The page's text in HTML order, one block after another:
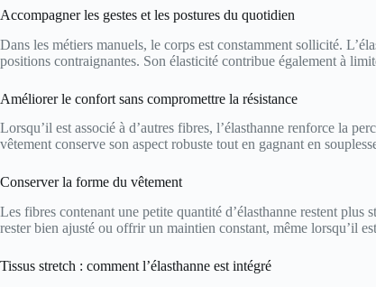
Accompagner les gestes et les postures du quotidien
Dans les métiers manuels, le corps est constamment sollicité.
positions contraignantes. Son élasticité contribue également à
Améliorer le confort sans compromettre la résistance
Lorsqu’il est associé à d’autres fibres, l’élasthanne renforce la
vêtement conserve son aspect robuste tout en gagnant en
Conserver la forme du vêtement
Les fibres contenant une petite quantité d’élasthanne restent
rester bien ajusté ou offrir un maintien constant, même lorsqu’il
Tissus stretch : comment l’élasthanne est intégré